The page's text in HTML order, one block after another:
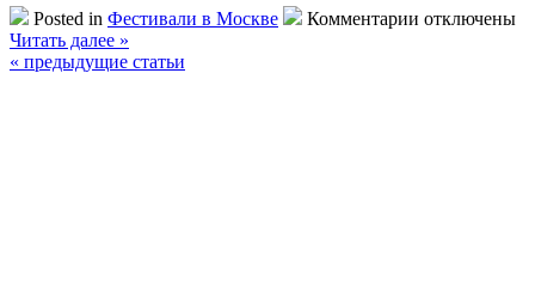
Posted in Фестивали в Москве Комментарии котключены
Читать далее »
« предыдущие статьи